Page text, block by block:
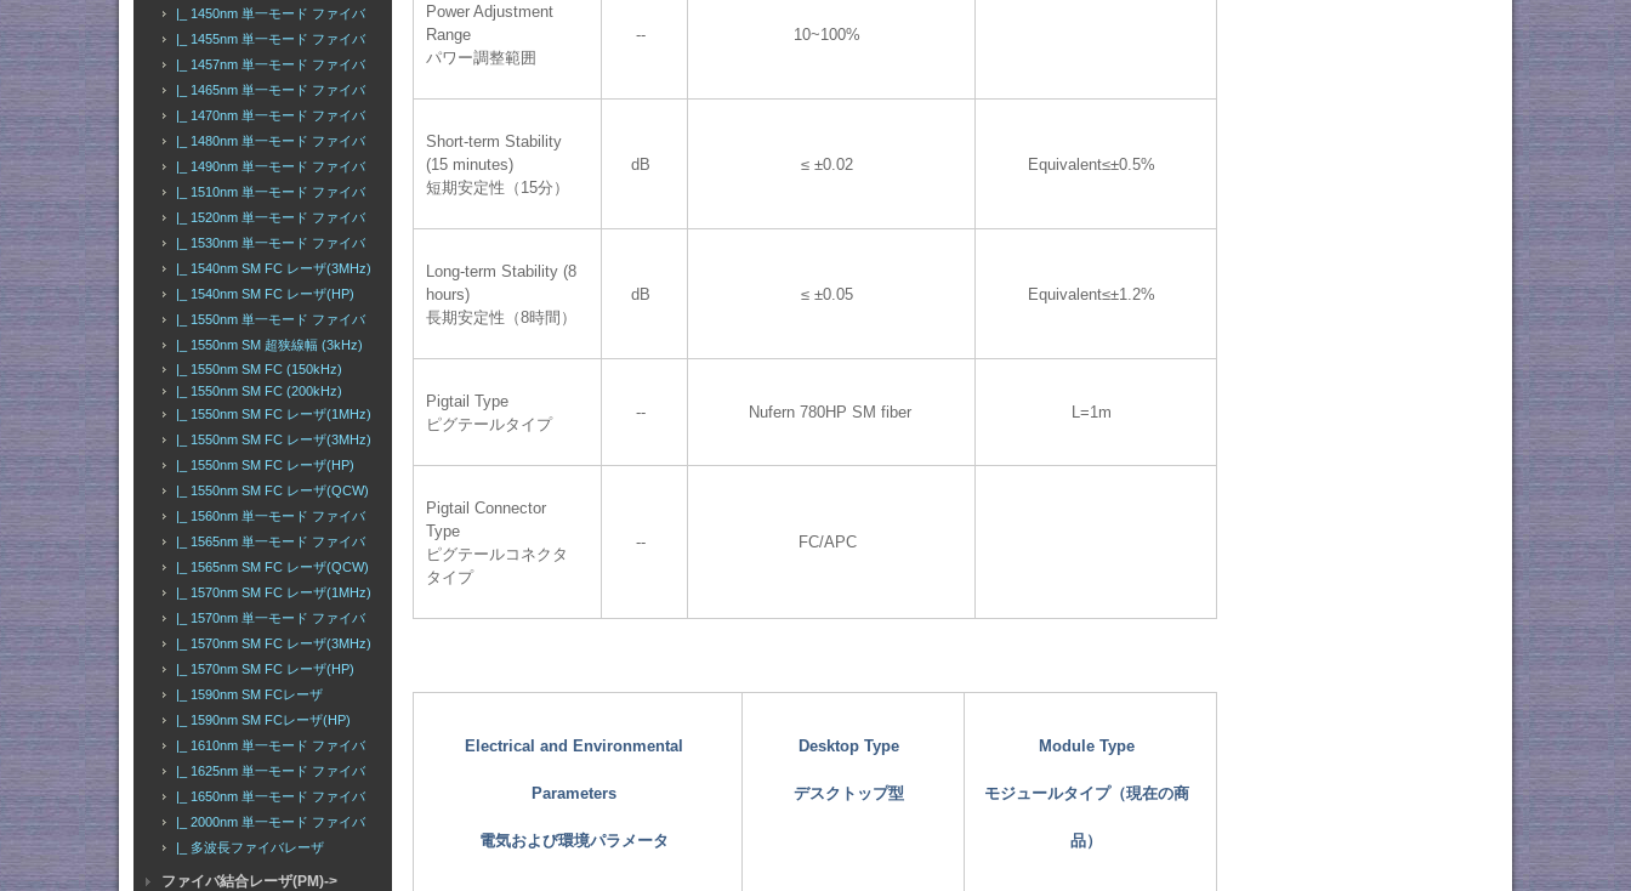
|_ 1450nm 単一モード ファイバ
|_ 1455nm 単一モード ファイバ
|_ 1457nm 単一モード ファイバ
|_ 1465nm 単一モード ファイバ
|_ 1470nm 単一モード ファイバ
|_ 1480nm 単一モード ファイバ
|_ 1490nm 単一モード ファイバ
|_ 1510nm 単一モード ファイバ
|_ 1520nm 単一モード ファイバ
|_ 1530nm 単一モード ファイバ
|_ 1540nm SM FC レーザ(3MHz)
|_ 1540nm SM FC レーザ(HP)
|_ 1550nm 単一モード ファイバ
|_ 1550nm SM 超狭線幅 (3kHz)
|_ 1550nm SM FC (150kHz)
|_ 1550nm SM FC (200kHz)
|_ 1550nm SM FC レーザ(1MHz)
|_ 1550nm SM FC レーザ(3MHz)
|_ 1550nm SM FC レーザ(HP)
|_ 1550nm SM FC レーザ(QCW)
|_ 1560nm 単一モード ファイバ
|_ 1565nm 単一モード ファイバ
|_ 1565nm SM FC レーザ(QCW)
|_ 1570nm SM FC レーザ(1MHz)
|_ 1570nm 単一モード ファイバ
|_ 1570nm SM FC レーザ(3MHz)
|_ 1570nm SM FC レーザ(HP)
|_ 1590nm SM FCレーザ
|_ 1590nm SM FCレーザ(HP)
|_ 1610nm 単一モード ファイバ
|_ 1625nm 単一モード ファイバ
|_ 1650nm 単一モード ファイバ
|_ 2000nm 単一モード ファイバ
|_ 多波長ファイバレーザ
ファイバ結合レーザ(PM)->
Power Adjustment
Range
パワー調整範囲
-- 10~100%
Short-term Stability
(15 minutes)
短期安定性（15分）
dB ≤ ±0.02 Equivalent≤±0.5%
Long-term Stability (8
hours)
長期安定性（8時間）
dB ≤ ±0.05 Equivalent≤±1.2%
Pigtail Type
ピグテールタイプ
-- Nufern 780HP SM fiber L=1m
Pigtail Connector
Type
ピグテールコネクタ
タイプ
-- FC/APC
Electrical and Environmental
Parameters
電気および環境パラメータ
Desktop Type
デスクトップ型
Module Type
モジュールタイプ（現在の商
品）